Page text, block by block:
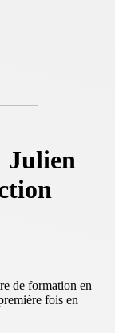
Julien
de formation en
fois en